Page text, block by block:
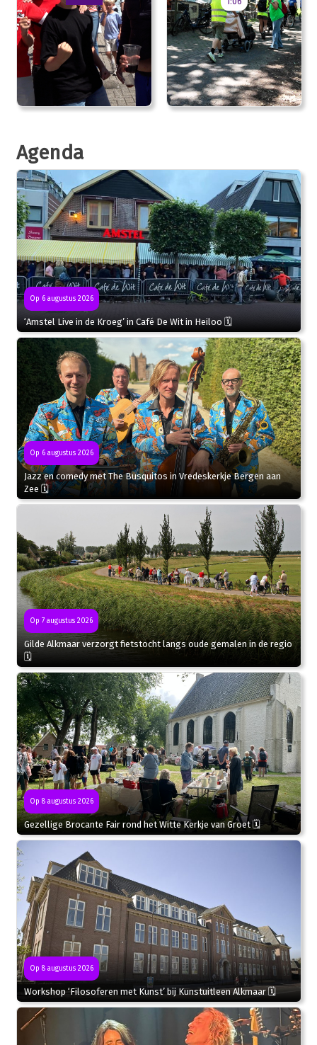
Agenda
Op 6 augustus 2026
‘Amstel Live in de Kroeg’ in Café De Wit in Heiloo 🗓
Op 6 augustus 2026
Jazz en comedy met The Busquitos in Vredeskerkje Bergen aan
Zee 🗓
Op 7 augustus 2026
Gilde Alkmaar verzorgt fietstocht langs oude gemalen in de regio
🗓
Op 8 augustus 2026
Gezellige Brocante Fair rond het Witte Kerkje van Groet 🗓
Op 8 augustus 2026
Workshop ‘Filosoferen met Kunst’ bij Kunstuitleen Alkmaar 🗓